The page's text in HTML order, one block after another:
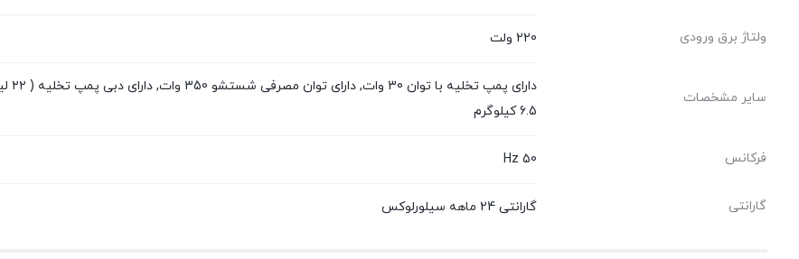
ولتاژ برق ورودی 220 ولت
سایر مشخصات
6.5 کیلوگرم
فرکانس 50 Hz
گارانتی گارانتی 24 ماهه سیلورلوکس